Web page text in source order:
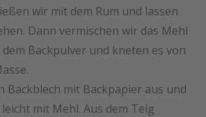
wir mit dem Rum und lassen
Dann vermischen wir das Mehl
dem Backpulver und kneten es von
Backblech mit Backpapier aus und
mit Mehl. Aus dem Teig